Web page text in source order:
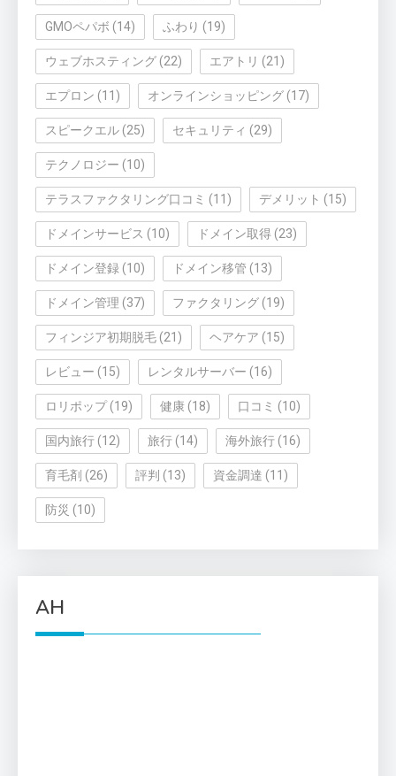
GMOペパボ (14) ふわり (19)
ウェブホスティング (22) エアトリ (21)
エプロン (11) オンラインショッピング (17)
スピークエル (25) セキュリティ (29)
テクノロジー (10)
テラスファクタリング口コミ (11) デメリット (15)
ドメインサービス (10) ドメイン取得 (23)
ドメイン登録 (10) ドメイン移管 (13)
ドメイン管理 (37) ファクタリング (19)
フィンジア初期脱毛 (21) ヘアケア (15)
レビュー (15) レンタルサーバー (16)
ロリポップ(19) 健康 (18) 口コミ (10)
国内旅行 (12) 旅行 (14) 海外旅行 (16)
育毛剤 (26) 評判 (13) 資金調達 (11)
防災 (10)
AH